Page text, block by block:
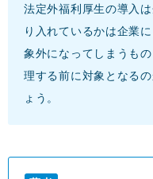
法定外福利厚生の導入
り入れているかは企業
象外になってしまうも
理する前に対象となる
ょう。